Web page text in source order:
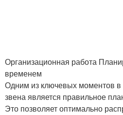
Организационная работа
временем
Одним из ключевых моментов в
звена является правильное
Это позволяет оптимально